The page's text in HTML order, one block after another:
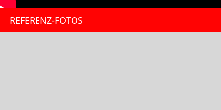
REFERENZ-FOTOS